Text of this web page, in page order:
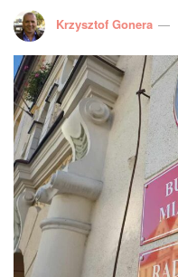
Krzysztof Gonera